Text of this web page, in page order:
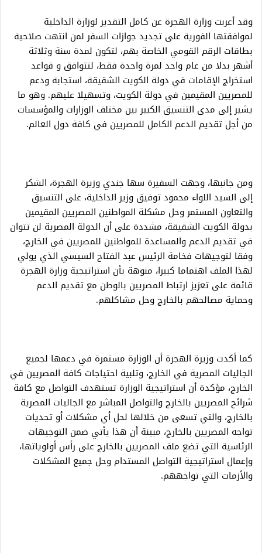
وقد أعربت وزارة الهجرة عن كامل التقدير لوزارة الداخلية
لموافقتها الفورية على تجديد جوازات السفر لمن انتهت صلاحية
بطاقات الرقم القومي الخاصة بهم، لتكون لمدة سنة وثلاثة
أشهر بدلا من عام واحد لمرة واحدة فقط، لتتوافق و قواعد
استخراج الإقامات في دولة الكويت الشقيقة، استجابة ودعم
للمصريين المقيمين في دولة الكويت، وتسهيلا عليهم. وهو ما
يشير إلى مدى التنسيق الكبير بين مختلف الوزارات والمؤسسات
من أجل تقديم الدعم الكامل للمصريين في كافة دول العالم.
ومن جانبها، وجهت السفيرة سها جندي وزيرة الهجرة، الشكر
إلى السيد اللواء محمود توفيق وزير الداخلية، على التنسيق
والتعاون المستمر وحل مشكلة المواطنين المصريين المقيمين
بدولة الكويت الشقيقة، مشددة على أن الدولة المصرية لن تتوان
في تقديم الدعم والمساعدة للمواطنين للمصريين في الخارج،
وفقا لتوجيهات فخامة الرئيس عبد الفتاح السيسي الذي يولي
لهذا الملف اهتماما كبيرا، منوهة بأن استراتيجية وزارة الهجرة
قائمة على تعزيز ارتباط المصريين بالوطن مع تقديم الدعم
وحماية مصالحهم بالخارج وحل مشاكلهم.
كما أكدت وزيرة الهجرة أن الوزارة مستمرة في دعمها لجميع
الجاليات المصرية في الخارج، وتلبية احتياجات كافة المصريين في
الخارج، مؤكدة أن استراتيجية الوزارة تستهدف التواصل مع كافة
شرائح المصريين بالخارج والتواصل المباشر مع الجاليات المصرية
بالخارج، والتي تسعى من خلالها لحل أي مشكلات أو تحديات
تواجه المصريين بالخارج، مبينة أن هذا يأتي ضمن التوجيهات
الرئاسية التي تضع ملف المصريين بالخارج على رأس أولوياتها،
وإعمال استراتيجية التواصل المستدام وحل جميع المشكلات
والأزمات التي تواجههم.